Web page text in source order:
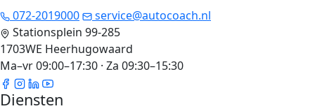
072-2019000
service@autocoach.nl
Stationsplein 99-285
1703WE Heerhugowaard
Ma–vr 09:00–17:30 · Za 09:30–15:30
Diensten